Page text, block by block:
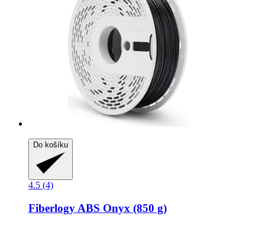
Do košíku
4.5 (4)
Fiberlogy ABS Onyx (850 g)